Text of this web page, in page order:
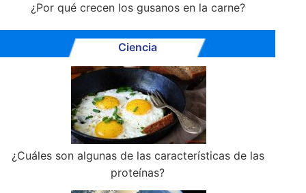
¿Por qué crecen los gusanos en la carne?
Ciencia
¿Cuáles son algunas de las características de las
proteínas?